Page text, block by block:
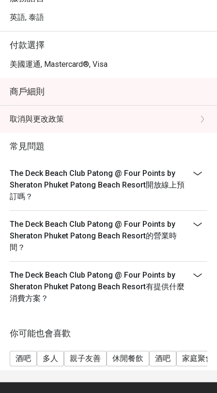
英語, 泰語
付款選擇
美國運通, Mastercard®, Visa
商戶細則
取消與更改政策
常見問題
The Deck Beach Club Patong @ Four Points by
Sheraton Phuket Patong Beach Resort開放線上預
訂嗎？
The Deck Beach Club Patong @ Four Points by
Sheraton Phuket Patong Beach Resort的營業時
間？
The Deck Beach Club Patong @ Four Points by
Sheraton Phuket Patong Beach Resort有提供什麼
消費方案？
你可能也會喜歡
酒吧 多人 親子友善 休閒餐飲 酒吧 家庭聚會